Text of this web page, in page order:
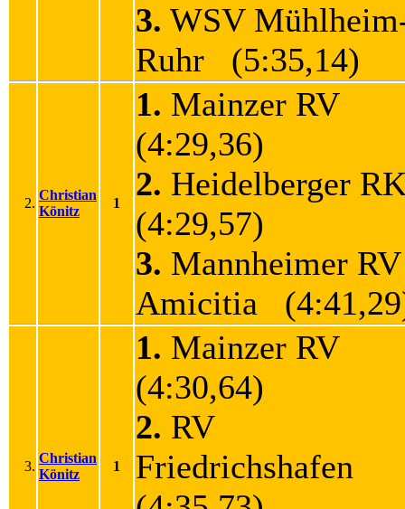
3. WSV
Ruhr (5:35,14)
2.
Christian
Könitz
1
1. Mainzer RV
(4:29,36)
2. Heidelberger
(4:29,57)
3. Mannheimer RV
Amicitia
3.
Christian
Könitz
1
1. Mainzer RV
(4:30,64)
2. RV
Friedrichshafen